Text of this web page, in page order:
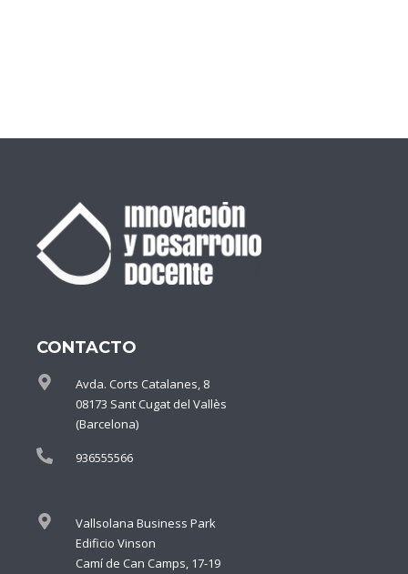
CONTACTO
Avda. Corts Catalanes, 8
08173 Sant Cugat del Vallès
(Barcelona)
936555566
Vallsolana Business Park
Edificio Vinson
Camí de Can Camps, 17-19